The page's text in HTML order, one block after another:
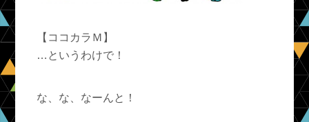
【ココカラＭ】
…というわけで！
な、な、なーんと！